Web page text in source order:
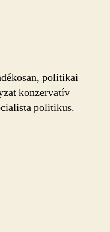
politikai
konzervatív
politikus.